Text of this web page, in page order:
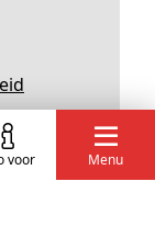
voor Menu